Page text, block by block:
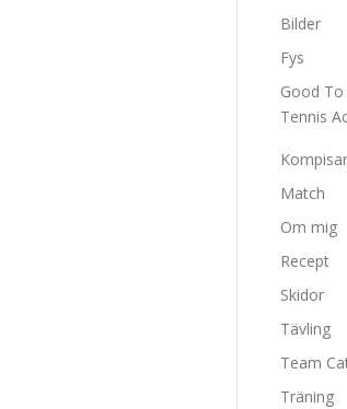
Bilder
Fys
Good
Tennis
Kompisar
Match
Om mig
Recept
Skidor
Tävling
Team
Träning